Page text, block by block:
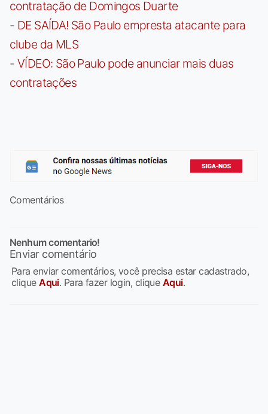
contratação de Domingos Duarte
- DE SAÍDA! São Paulo empresta atacante para
clube da MLS
- VÍDEO: São Paulo pode anunciar mais duas
contratações
Comentários
Nenhum comentario!
Enviar comentário
Para enviar comentários, você precisa estar cadastrado,
cliqueAqui. Para fazer login, clique Aqui.